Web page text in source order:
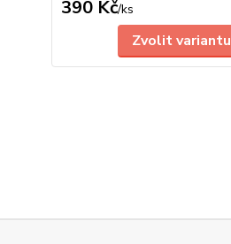
390 Kč/ks
Zvolit variantu